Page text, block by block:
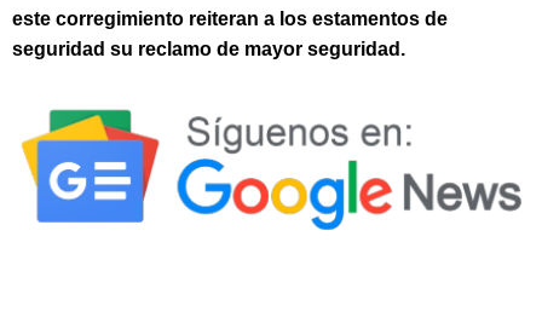
este corregimiento reiteran a los estamentos de
seguridad su reclamo de mayor seguridad.